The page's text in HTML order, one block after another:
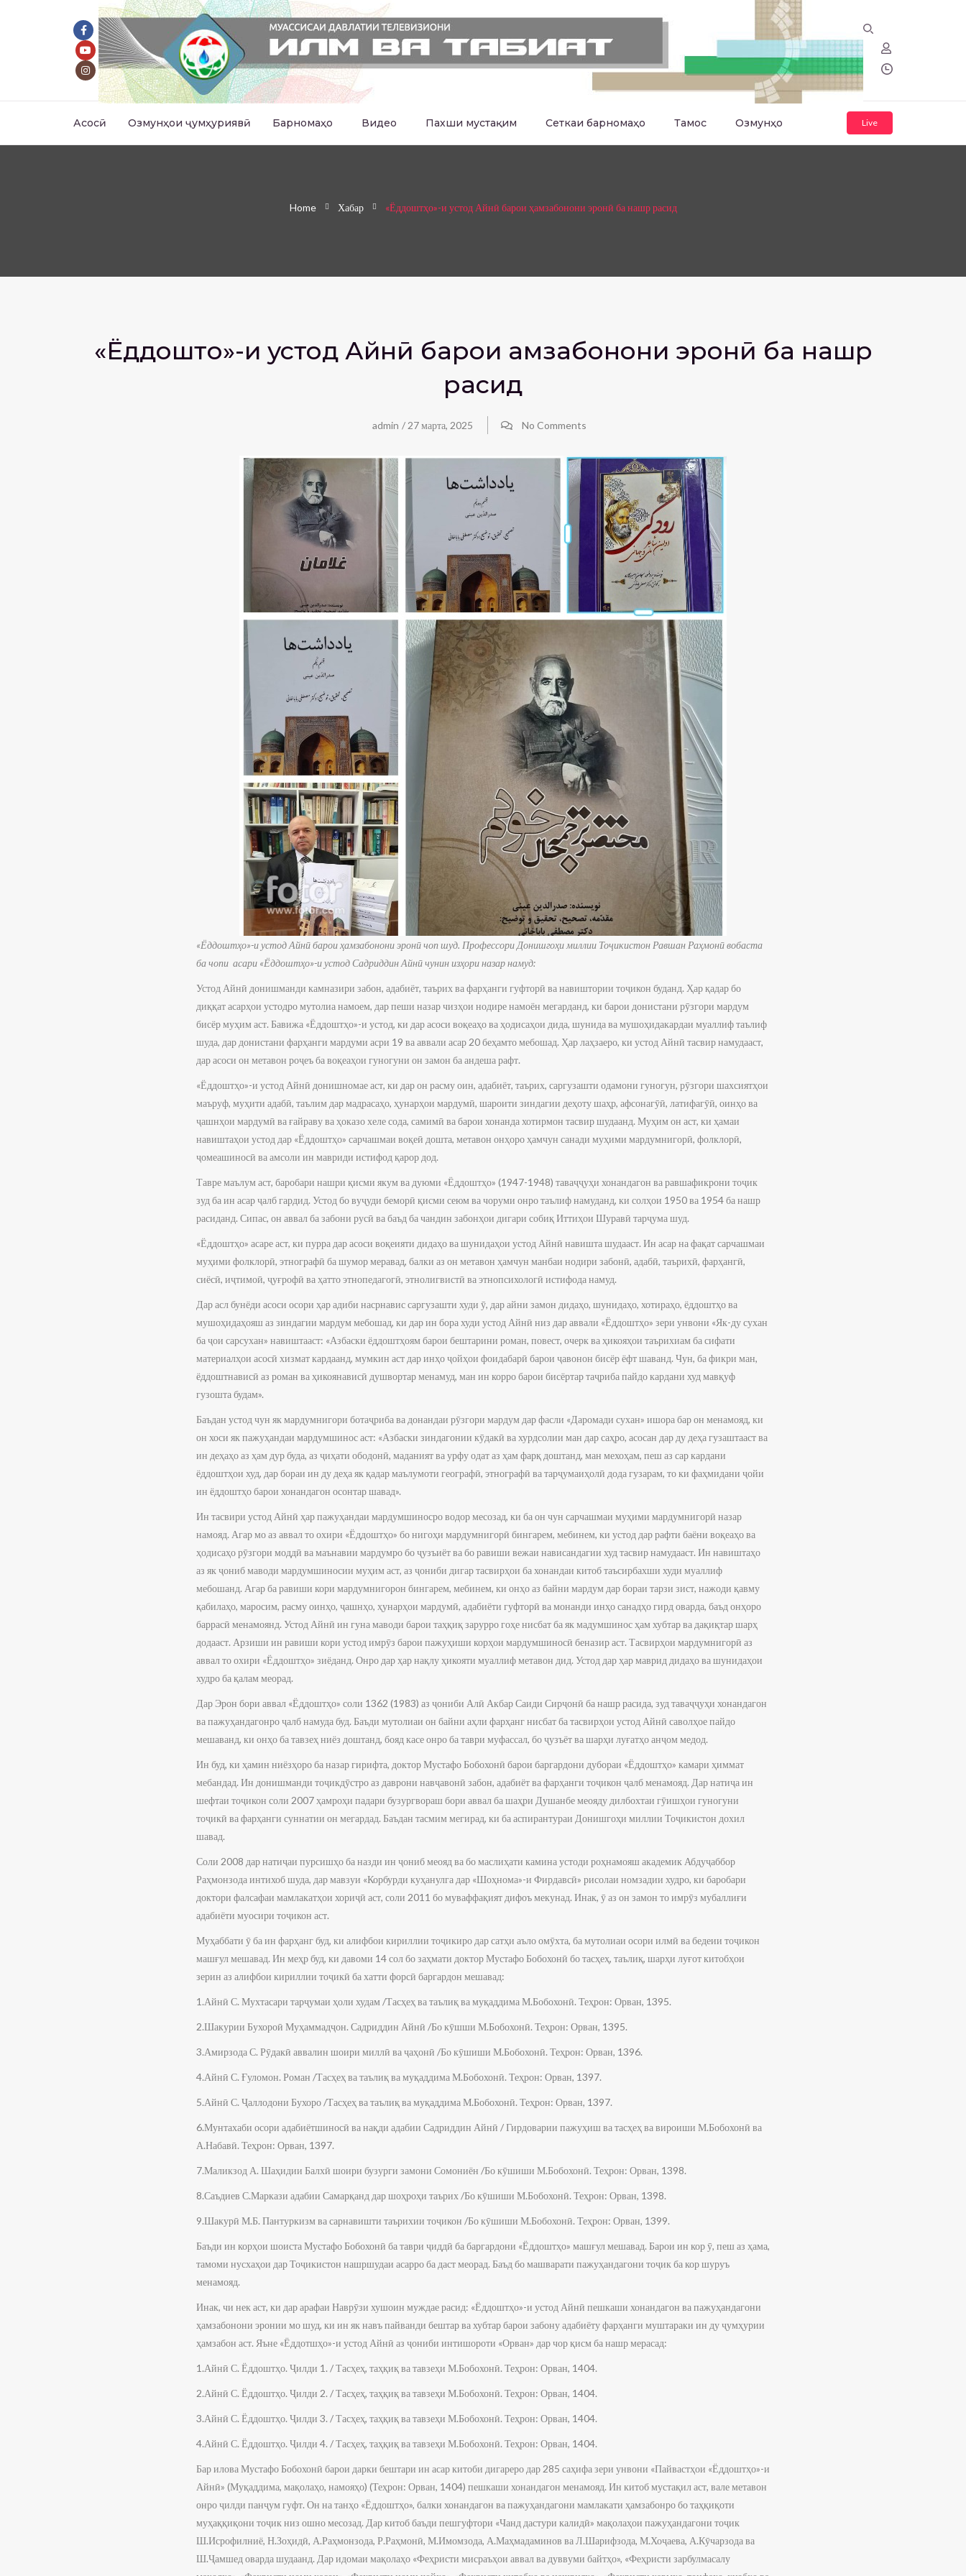
Асосӣ Озмунҳои ҷумҳуриявӣ Барномаҳо Видео Пахши мустақим Сеткаи барномаҳо Тамос Озмунҳо Live
Home Хабар «Ёддоштҳо»-и устод Айнӣ барои ҳамзабонони эронӣ ба нашр расид
«Ёддоштҳо»-и устод Айнӣ барои ҳамзабонони эронӣ ба нашр
расид
admin / 27 марта, 2025 No Comments
«Ёддоштҳо»-и устод Айнӣ барои ҳамзабонони эронӣ чоп шуд. Профессори Донишгоҳи миллии Тоҷикистон Равшан Раҳмонӣ вобаста
ба чопи асари «Ёддоштҳо»-и устод Садриддин Айнӣ чунин изҳори назар намуд:
Устод Айнӣ донишманди камназири забон, адабиёт, таърих ва фарҳанги гуфторӣ ва навиштории тоҷикон буданд. Ҳар қадар бо
диққат асарҳои устодро мутолиа намоем, дар пеши назар чизҳои нодире намоён мегарданд, ки барои донистани рӯзгори мардум
бисёр муҳим аст. Бавижа «Ёддоштҳо»-и устод, ки дар асоси воқеаҳо ва ҳодисаҳои дида, шунида ва мушоҳидакардаи муаллиф таълиф
шуда, дар донистани фарҳанги мардуми асри 19 ва аввали асар 20 беҳамто мебошад. Ҳар лаҳзаеро, ки устод Айнӣ тасвир намудааст,
дар асоси он метавон роҷеъ ба воқеаҳои гуногуни он замон ба андеша рафт.
«Ёддоштҳо»-и устод Айнӣ донишномае аст, ки дар он расму оин, адабиёт, таърих, саргузашти одамони гуногун, рӯзгори шахсиятҳои
маъруф, муҳити адабӣ, таълим дар мадрасаҳо, ҳунарҳои мардумӣ, шароити зиндагии деҳоту шаҳр, афсонагӯӣ, латифагӯӣ, оинҳо ва
ҷашнҳои мардумӣ ва ғайраву ва ҳоказо хеле сода, самимӣ ва барои хонанда хотирмон тасвир шудаанд. Муҳим он аст, ки ҳамаи
навиштаҳои устод дар «Ёддоштҳо» сарчашмаи воқеӣ дошта, метавон онҳоро ҳамчун санади муҳими мардумнигорӣ, фолклорӣ,
ҷомеашиносӣ ва амсоли ин мавриди истифод қарор дод.
Тавре маълум аст, баробари нашри қисми якум ва дуюми «Ёддоштҳо» (1947-1948) таваҷҷуҳи хонандагон ва равшафикрони тоҷик
зуд ба ин асар ҷалб гардид. Устод бо вуҷуди беморӣ қисми сеюм ва чоруми онро таълиф намуданд, ки солҳои 1950 ва 1954 ба нашр
расиданд. Сипас, он аввал ба забони русӣ ва баъд ба чандин забонҳои дигари собиқ Иттиҳои Шуравӣ тарҷума шуд.
«Ёддоштҳо» асаре аст, ки пурра дар асоси воқеияти дидаҳо ва шунидаҳои устод Айнӣ навишта шудааст. Ин асар на фақат сарчашмаи
муҳими фолклорӣ, этнографӣ ба шумор меравад, балки аз он метавон ҳамчун манбаи нодири забонӣ, адабӣ, таърихӣ, фарҳангӣ,
сиёсӣ, иҷтимоӣ, ҷуғрофӣ ва ҳатто этнопедагогӣ, этнолигвистӣ ва этнопсихологӣ истифода намуд.
Дар асл бунёди асоси осори ҳар адиби насрнавис саргузашти худи ӯ, дар айни замон дидаҳо, шунидаҳо, хотираҳо, ёддоштҳо ва
мушоҳидаҳояш аз зиндагии мардум мебошад, ки дар ин бора худи устод Айнӣ низ дар аввали «Ёддоштҳо» зери унвони «Як-ду сухан
ба ҷои сарсухан» навиштааст: «Азбаски ёддоштҳоям барои бештарини роман, повест, очерк ва ҳикояҳои таърихиам ба сифати
материалҳои асосӣ хизмат кардаанд, мумкин аст дар инҳо ҷойҳои фоидабарӣ барои ҷавонон бисёр ёфт шаванд. Чун, ба фикри ман,
ёддоштнависӣ аз роман ва ҳикоянависӣ душвортар менамуд, ман ин корро барои бисёртар таҷриба пайдо кардани худ мавқуф
гузошта будам».
Баъдан устод чун як мардумнигори ботаҷриба ва донандаи рӯзгори мардум дар фасли «Даромади сухан» ишора бар он менамояд, ки
он хоси як пажуҳандаи мардумшинос аст: «Азбаски зиндагонии кӯдакӣ ва хурдсолии ман дар саҳро, асосан дар ду деҳа гузаштааст ва
ин деҳаҳо аз ҳам дур буда, аз ҷиҳати ободонӣ, маданият ва урфу одат аз ҳам фарқ доштанд, ман мехоҳам, пеш аз сар кардани
ёддоштҳои худ, дар бораи ин ду деҳа як қадар маълумоти географӣ, этнографӣ ва тарҷумаиҳолӣ дода гузарам, то ки фаҳмидани ҷойи
ин ёддоштҳо барои хонандагон осонтар шавад».
Ин тасвири устод Айнӣ ҳар пажуҳандаи мардумшиносро водор месозад, ки ба он чун сарчашмаи муҳими мардумнигорӣ назар
намояд. Агар мо аз аввал то охири «Ёддоштҳо» бо нигоҳи мардумнигорӣ бингарем, мебинем, ки устод дар рафти баёни воқеаҳо ва
ҳодисаҳо рӯзгори моддӣ ва маънавии мардумро бо ҷузъиёт ва бо равиши вежаи нависандагии худ тасвир намудааст. Ин навиштаҳо
аз як ҷониб маводи мардумшиносии муҳим аст, аз ҷониби дигар тасвирҳои ба хонандаи китоб таъсирбахши худи муаллиф
мебошанд. Агар ба равиши кори мардумнигорон бингарем, мебинем, ки онҳо аз байни мардум дар бораи тарзи зист, нажоди қавму
қабилаҳо, маросим, расму оинҳо, ҷашнҳо, ҳунарҳои мардумӣ, адабиёти гуфторӣ ва монанди инҳо санадҳо гирд оварда, баъд онҳоро
баррасӣ менамоянд. Устод Айнӣ ин гуна маводи барои таҳқиқ зарурро гоҳе нисбат ба як мадумшинос ҳам хубтар ва дақиқтар шарҳ
додааст. Арзиши ин равиши кори устод имрӯз барои пажуҳиши корҳои мардумшиносӣ беназир аст. Тасвирҳои мардумнигорӣ аз
аввал то охири «Ёддоштҳо» зиёданд. Онро дар ҳар нақлу ҳикояти муаллиф метавон дид. Устод дар ҳар маврид дидаҳо ва шунидаҳои
худро ба қалам меорад.
Дар Эрон бори аввал «Ёддоштҳо» соли 1362 (1983) аз ҷониби Алӣ Акбар Саиди Сирҷонӣ ба нашр расида, зуд таваҷҷуҳи хонандагон
ва пажуҳандагонро ҷалб намуда буд. Баъди мутолиаи он байни аҳли фарҳанг нисбат ба тасвирҳои устод Айнӣ саволҳое пайдо
мешаванд, ки онҳо ба тавзеҳ ниёз доштанд, бояд касе онро ба таври муфассал, бо ҷузъёт ва шарҳи луғатҳо анҷом медод.
Ин буд, ки ҳамин ниёзҳоро ба назар гирифта, доктор Мустафо Бобохонӣ барои баргардони дубораи «Ёддоштҳо» камари ҳиммат
мебандад. Ин донишманди тоҷикдӯстро аз даврони навҷавонӣ забон, адабиёт ва фарҳанги тоҷикон ҷалб менамояд. Дар натиҷа ин
шефтаи тоҷикон соли 2007 ҳамроҳи падари бузургвораш бори аввал ба шаҳри Душанбе меояду дилбохтаи гӯишҳои гуногуни
тоҷикӣ ва фарҳанги суннатии он мегардад. Баъдан тасмим мегирад, ки ба аспирантураи Донишгоҳи миллии Тоҷикистон дохил
шавад.
Соли 2008 дар натиҷаи пурсишҳо ба назди ин ҷониб меояд ва бо маслиҳати камина устоди роҳнамояш академик Абдуҷаббор
Раҳмонзода интихоб шуда, дар мавзуи «Корбурди куҳанулга дар «Шоҳнома»-и Фирдавсӣ» рисолаи номзадии худро, ки баробари
доктори фалсафаи мамлакатҳои хориҷӣ аст, соли 2011 бо муваффақият дифоъ мекунад. Инак, ӯ аз он замон то имрӯз мубаллиғи
адабиёти муосири тоҷикон аст.
Муҳаббати ӯ ба ин фарҳанг буд, ки алифбои кириллии тоҷикиро дар сатҳи аъло омӯхта, ба мутолиаи осори илмӣ ва бедеии тоҷикон
машғул мешавад. Ин меҳр буд, ки давоми 14 сол бо заҳмати доктор Мустафо Бобохонӣ бо тасҳеҳ, таълиқ, шарҳи луғот китобҳои
зерин аз алифбои кириллии тоҷикӣ ба хатти форсӣ баргардон мешавад:
1.Айнӣ С. Мухтасари тарҷумаи ҳоли худам /Тасҳеҳ ва таълиқ ва муқаддима М.Бобохонӣ. Теҳрон: Орван, 1395.
2.Шакурии Бухороӣ Муҳаммадҷон. Садриддин Айнӣ /Бо кӯшши М.Бобохонӣ. Теҳрон: Орван, 1395.
3.Амирзода С. Рӯдакӣ аввалин шоири миллӣ ва ҷаҳонӣ /Бо кӯшиши М.Бобохонӣ. Теҳрон: Орван, 1396.
4.Айнӣ С. Ғуломон. Роман /Тасҳеҳ ва таълиқ ва муқаддима М.Бобохонӣ. Теҳрон: Орван, 1397.
5.Айнӣ С. Ҷаллодони Бухоро /Тасҳеҳ ва таълиқ ва муқаддима М.Бобохонӣ. Теҳрон: Орван, 1397.
6.Мунтахаби осори адабиётшиносӣ ва нақди адабии Садриддин Айнӣ / Гирдоварии пажуҳиш ва тасҳеҳ ва вироиши М.Бобохонӣ ва
А.Набавӣ. Теҳрон: Орван, 1397.
7.Маликзод А. Шаҳидии Балхӣ шоири бузурги замони Сомониён /Бо кӯшиши М.Бобохонӣ. Теҳрон: Орван, 1398.
8.Саъдиев С.Маркази адабии Самарқанд дар шоҳроҳи таърих /Бо кӯшиши М.Бобохонӣ. Теҳрон: Орван, 1398.
9.Шакурӣ М.Б. Пантуркизм ва сарнавишти таърихии тоҷикон /Бо кӯшиши М.Бобохонӣ. Теҳрон: Орван, 1399.
Баъди ин корҳои шоиста Мустафо Бобохонӣ ба таври ҷиддӣ ба баргардони «Ёддоштҳо» машғул мешавад. Барои ин кор ӯ, пеш аз ҳама,
тамоми нусхаҳои дар Тоҷикистон нашршудаи асарро ба даст меорад. Баъд бо машварати пажуҳандагони тоҷик ба кор шуруъ
менамояд.
Инак, чи нек аст, ки дар арафаи Наврӯзи хушоин муждае расид: «Ёддоштҳо»-и устод Айнӣ пешкаши хонандагон ва пажуҳандагони
ҳамзабонони эронии мо шуд, ки ин як навъ пайванди бештар ва хубтар барои забону адабиёту фарҳанги муштараки ин ду ҷумҳурии
ҳамзабон аст. Яъне «Ёддотшҳо»-и устод Айнӣ аз ҷониби интишороти «Орван» дар чор қисм ба нашр мерасад:
1.Айнӣ С. Ёддоштҳо. Ҷилди 1. / Тасҳеҳ, таҳқиқ ва тавзеҳи М.Бобохонӣ. Теҳрон: Орван, 1404.
2.Айнӣ С. Ёддоштҳо. Ҷилди 2. / Тасҳеҳ, таҳқиқ ва тавзеҳи М.Бобохонӣ. Теҳрон: Орван, 1404.
3.Айнӣ С. Ёддоштҳо. Ҷилди 3. / Тасҳеҳ, таҳқиқ ва тавзеҳи М.Бобохонӣ. Теҳрон: Орван, 1404.
4.Айнӣ С. Ёддоштҳо. Ҷилди 4. / Тасҳеҳ, таҳқиқ ва тавзеҳи М.Бобохонӣ. Теҳрон: Орван, 1404.
Бар илова Мустафо Бобохонӣ барои дарки бештари ин асар китоби дигареро дар 285 саҳифа зери унвони «Пайвастҳои «Ёддоштҳо»-и
Айнӣ» (Муқаддима, мақолаҳо, намояҳо) (Теҳрон: Орван, 1404) пешкаши хонандагон менамояд. Ин китоб мустақил аст, вале метавон
онро ҷилди панҷум гуфт. Он на танҳо «Ёддоштҳо», балки хонандагон ва пажуҳандагони мамлакати ҳамзабонро бо таҳқиқоти
муҳаққиқони тоҷик низ ошно месозад. Дар китоб баъди пешгуфтори «Чанд дастури калидӣ» мақолаҳои пажуҳандагони тоҷик
Ш.Исрофилниё, Н.Зоҳидӣ, А.Раҳмонзода, Р.Раҳмонӣ, М.Имомзода, А.Маҳмадаминов ва Л.Шарифзода, М.Хоҷаева, А.Кӯчарзода ва
Ш.Ҷамшед оварда шудаанд. Дар идомаи мақолаҳо «Феҳристи мисраъҳои аввал ва дуввуми байтҳо», «Феҳристи зарбулмасалу